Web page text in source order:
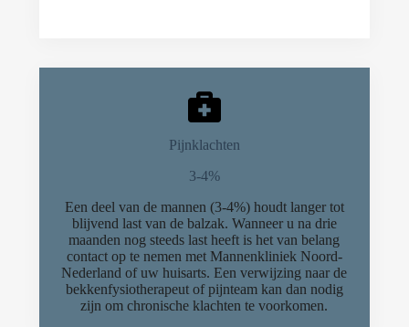
Pijnklachten
3-4%
Een deel van de mannen (3-4%) houdt langer tot
blijvend last van de balzak. Wanneer u na drie
maanden nog steeds last heeft is het van belang
contact op te nemen met Mannenkliniek Noord-
Nederland of uw huisarts. Een verwijzing naar de
bekkenfysiotherapeut of pijnteam kan dan nodig
zijn om chronische klachten te voorkomen.